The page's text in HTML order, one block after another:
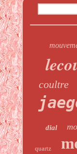
coultre
dial
quartz